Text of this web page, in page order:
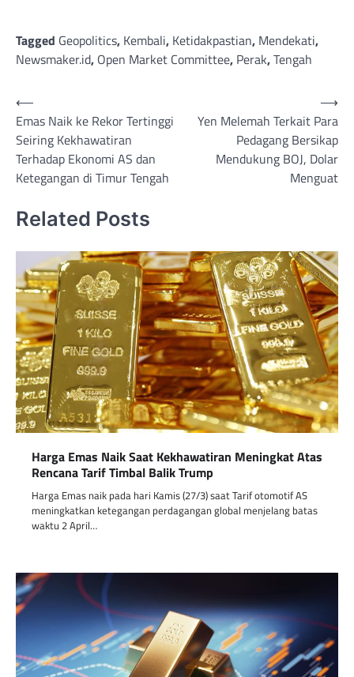
Tagged Geopolitics, Kembali, Ketidakpastian, Mendekati,
Newsmaker.id, Open Market Committee, Perak,Tengah
Post
navigation
⟵
Emas Naik ke Rekor Tertinggi
Seiring Kekhawatiran
Terhadap Ekonomi AS dan
Ketegangan di Timur Tengah
Yen Melemah Terkait Para
Pedagang Bersikap
Mendukung BOJ, Dolar
Menguat
⟶
Related Posts
Harga Emas Naik Saat Kekhawatiran Meningkat Atas
Rencana Tarif Timbal Balik Trump
Harga Emas naik pada hari Kamis (27/3) saat Tarif otomotif AS
meningkatkan ketegangan perdagangan global menjelang batas
waktu 2 April…